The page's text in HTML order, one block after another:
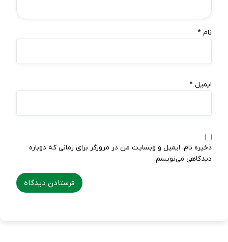
نام *
ایمیل *
ذخیره نام، ایمیل و وبسایت من در مرورگر برای زمانی که دوباره
دیدگاهی می‌نویسم.